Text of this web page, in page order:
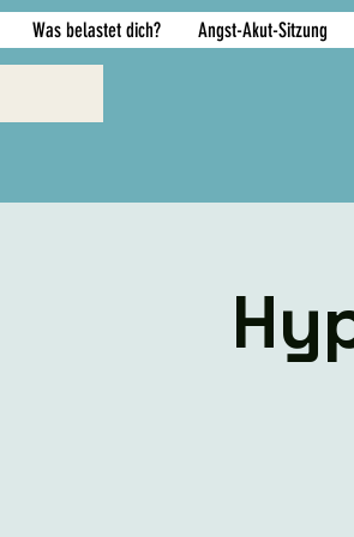
Was belastet dich? Angst-Akut-Sitzung